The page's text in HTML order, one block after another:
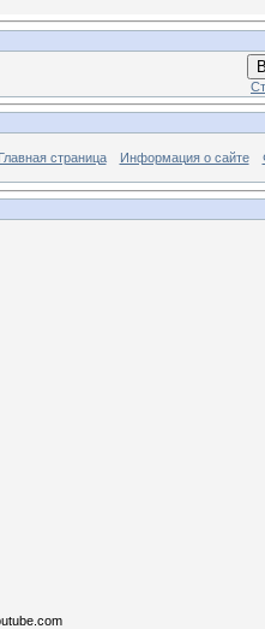
Главная страница Информация о сайте